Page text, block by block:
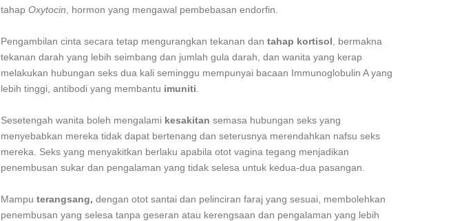
tahap Oxytocin , hormon yang mengawal pembebasan endorfin.
Pengambilan cinta secara tetap mengurangkan tekanan dan tahap kortisol , bermakna
tekanan darah yang lebih seimbang dan jumlah gula darah, dan wanita yang kerap
melakukan hubungan seks dua kali seminggu mempunyai bacaan Immunoglobulin A yang
lebih tinggi, antibodi yang membantu imuniti
Sesetengah wanita boleh mengalami kesakitan semasa hubungan seks yang
menyebabkan mereka tidak dapat bertenang dan seterusnya merendahkan nafsu seks
mereka. Seks yang menyakitkan berlaku apabila otot vagina tegang menjadikan
penembusan sukar dan pengalaman yang tidak selesa untuk kedua-dua pasangan.
Mampu terangsang, dengan otot santai dan pelinciran faraj yang sesuai, membolehkan
penembusan yang selesa tanpa geseran atau kerengsaan dan pengalaman yang lebih